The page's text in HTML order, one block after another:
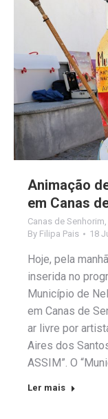
Animação
em Canas
Canas de Senhorim
By Filipa Pais 18
Hoje, pela
inserida no
Município de
em Canas de
ar livre por
Aires dos
ASSIM”. O
Ler mais